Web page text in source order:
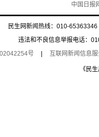
中国日报
民生网新闻热线：010-
违法和不良信息举报电话：
号
互联网新闻信息
《民